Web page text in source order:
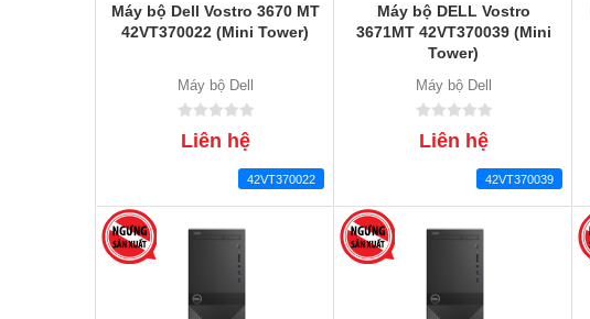
Máy bộ Dell Vostro 3670 MT
42VT370022 (Mini Tower)
Máy bộ Dell
Liên hệ
42VT370022
Máy bộ DELL Vostro
3671MT 42VT370039 (Mini
Tower)
Máy bộ Dell
Liên hệ
42VT370039